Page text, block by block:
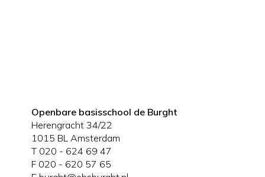
Openbare basisschool de Burght
Herengracht 34/22
1015 BL Amsterdam
T 020 - 624 69 47
F 020 - 620 57 65